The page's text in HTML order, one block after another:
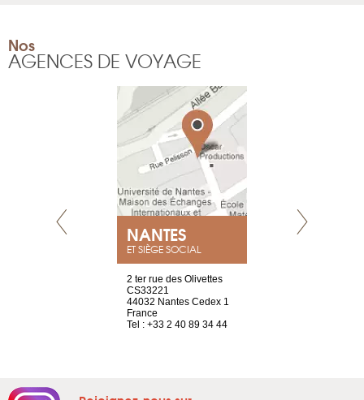
Nos
AGENCES DE VOYAGE
NANTES
ET SIÈGE SOCIAL
2 ter rue des Olivettes
CS33221
44032 Nantes Cedex 1
France
Tel : +33 2 40 89 34 44